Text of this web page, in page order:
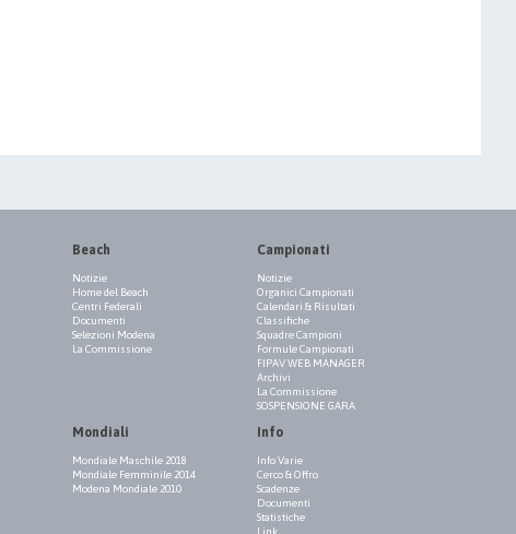
Beach
Notizie
Home del Beach
Centri Federali
Documenti
Selezioni Modena
La Commissione
Campionati
Notizie
Organici Campionati
Calendari & Risultati
Classifiche
Squadre Campioni
Formule Campionati
FIPAV WEB MANAGER
Archivi
La Commissione
SOSPENSIONE GARA
Mondiali
Mondiale Maschile 2018
Mondiale Femminile 2014
Modena Mondiale 2010
Info
Info Varie
Cerco & Offro
Scadenze
Documenti
Statistiche
Link